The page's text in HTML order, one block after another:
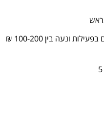
משתנה לפי כמות המשתתפים בפעילות ונעה בין 100-200 ₪